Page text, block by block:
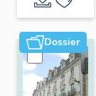
Dossier